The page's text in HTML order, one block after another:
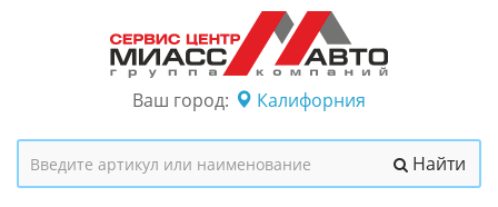
Ваш город: Калифорния
Найти